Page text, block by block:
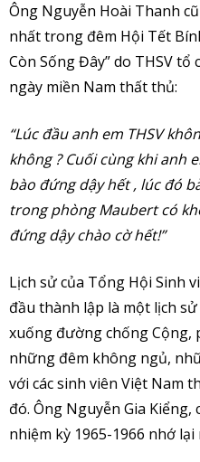
Ông Nguyễn Hoài Thanh
nhất trong đêm Hội Tết
Còn Sống Đây” do THSV tổ
ngày miền Nam thất thủ:
“Lúc đầu anh em THSV
không ? Cuối cùng khi anh
bào đứng dậy hết , lúc đó
trong phòng Maubert có
đứng dậy chào cờ hết!”
Lịch sử của Tổng Hội Sinh
đầu thành lập là một lịch
xuống đường chống Cộng,
những đêm không ngủ,
với các sinh viên Việt Nam
đó. Ông Nguyễn Gia
nhiệm kỳ 1965-1966 nhớ